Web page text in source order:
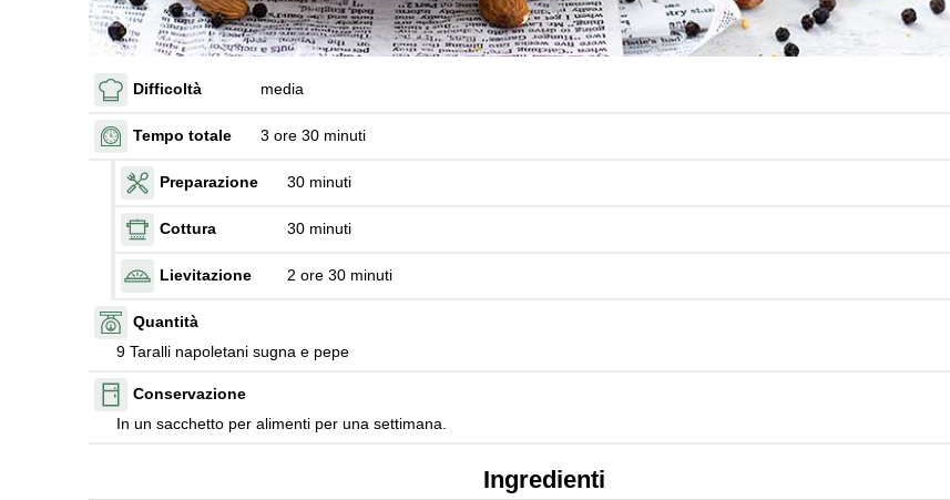
Difficoltà media
Tempo totale 3 ore 30 minuti
Preparazione 30 minuti
Cottura 30 minuti
Lievitazione 2 ore 30 minuti
Quantità
9 Taralli napoletani sugna e pepe
Conservazione
In un sacchetto per alimenti per una settimana.
Ingredienti